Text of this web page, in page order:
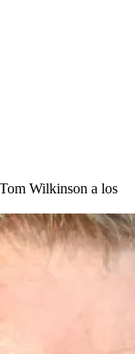
Wilkinson a los